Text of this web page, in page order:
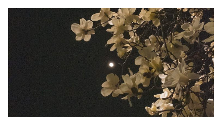
바로가기
방명록